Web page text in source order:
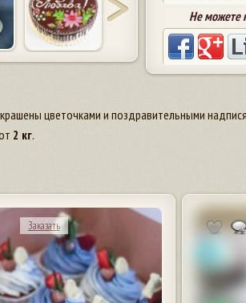
Не можете
цветочками и поздравительными
2 кг.
Заказать